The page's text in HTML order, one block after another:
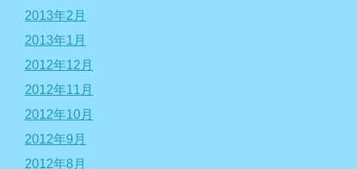
2013年2月
2013年1月
2012年12月
2012年11月
2012年10月
2012年9月
2012年8月